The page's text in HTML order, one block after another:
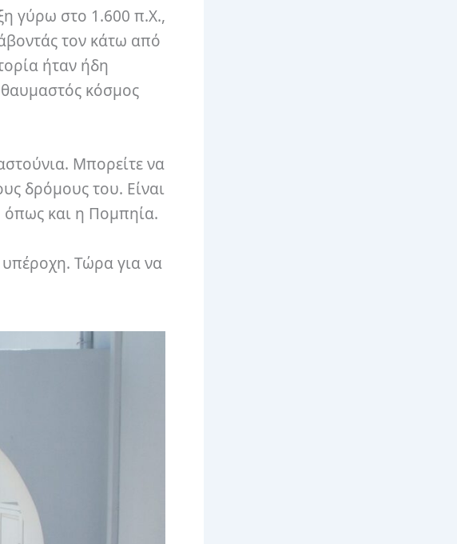
γύρω στο 1.600 π.Χ.,
τον κάτω από
ήταν ήδη
κόσμος
Μπορείτε να
δρόμους του. Είναι
όπως και η Πομπηία.
υπέροχη. Τώρα για να